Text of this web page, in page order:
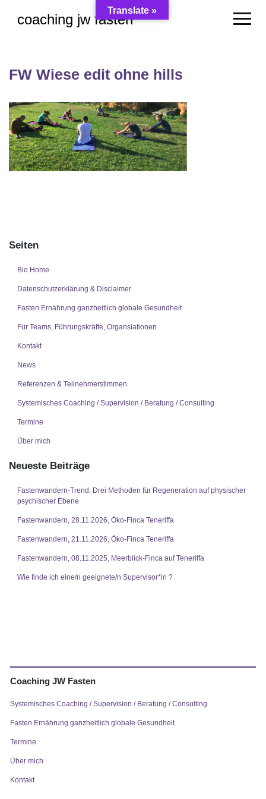
coaching jw fasten
FW Wiese edit ohne hills
Seiten
Bio Home
Datenschutzerklärung & Disclaimer
Fasten Ernährung ganzheitlich globale Gesundheit
Für Teams, Führungskräfte, Organsiationen
Kontakt
News
Referenzen & Teilnehmerstimmen
Systemisches Coaching / Supervision / Beratung / Consulting
Termine
Über mich
Neueste Beiträge
Fastenwandern-Trend: Drei Methoden für Regeneration auf physischer
psychischer Ebene
Fastenwandern, 28.11.2026, Öko-Finca Teneriffa
Fastenwandern, 21.11.2026, Öko-Finca Teneriffa
Fastenwandern, 08.11.2025, Meerblick-Finca auf Teneriffa
Wie finde ich eine/n geeignete/n Supervisor*in ?
Coaching JW Fasten
Systemisches Coaching / Supervision / Beratung / Consulting
Fasten Ernährung ganzheitlich globale Gesundheit
Termine
Über mich
Kontakt
Translate »